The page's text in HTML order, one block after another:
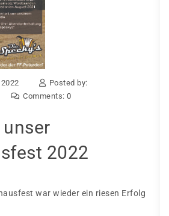
Posted by:
Comments: 0
unser
2022
war wieder ein riesen Erfolg